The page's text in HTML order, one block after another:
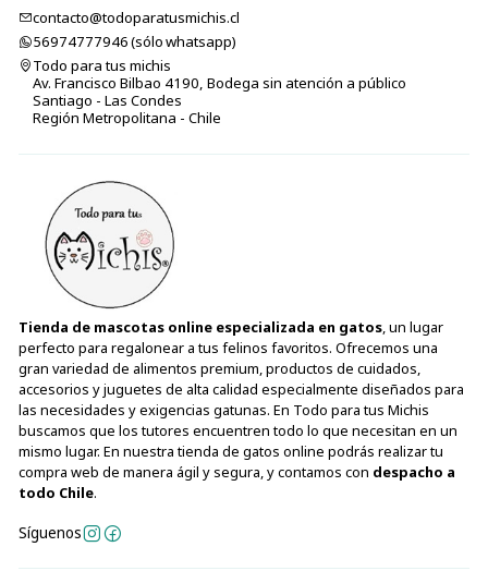
contacto@todoparatusmichis.cl
56974777946 (sólo⁣⁣⁣⁣⁣​​​​​​​​​​​​​​​ whatsapp)
Todo para tus michis
Av. Francisco Bilbao 4190, Bodega sin atención a público
Santiago - Las Condes
Región Metropolitana - Chile
Tienda de mascotas online especializada en gatos, un lugar
perfecto para regalonear a tus felinos favoritos. Ofrecemos una
gran variedad de alimentos premium, productos de cuidados,
accesorios y juguetes de alta calidad especialmente diseñados para
las necesidades y exigencias gatunas. En Todo para tus Michis
buscamos que los tutores encuentren todo lo que necesitan en un
mismo lugar. En nuestra tienda de gatos online podrás realizar tu
compra web de manera ágil y segura, y contamos con despacho a
todo Chile.
Síguenos